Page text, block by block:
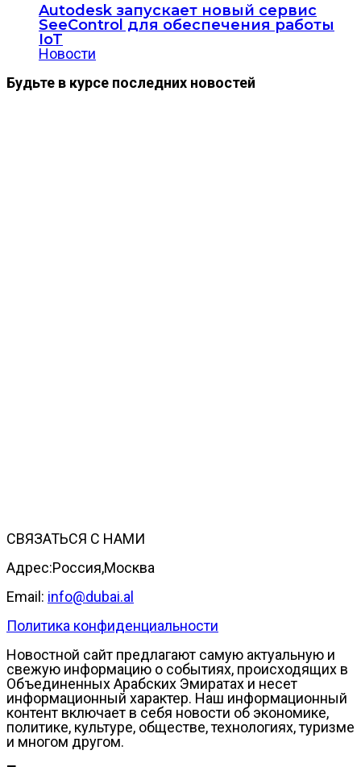
Autodesk запускает новый сервис
SeeControl для обеспечения работы
IoT
Новости
Будьте в курсе последних новостей
СВЯЗАТЬСЯ С НАМИ
Адрес:Россия,Москва
Email: info@dubai.al
Политика конфиденциальности
Новостной сайт предлагают самую актуальную и
свежую информацию о событиях, происходящих в
Объединенных Арабских Эмиратах и несет
информационный характер. Наш информационный
контент включает в себя новости об экономике,
политике, культуре, обществе, технологиях, туризме
и многом другом.